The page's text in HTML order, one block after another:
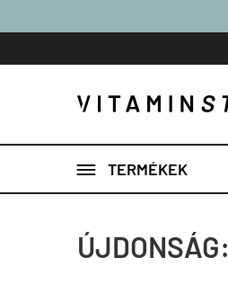
 TERMÉKEK
ÚJDONSÁG: